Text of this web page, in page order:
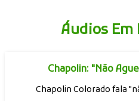
Áudios Em
Chapolin: "Não
Chapolin Colorado fala